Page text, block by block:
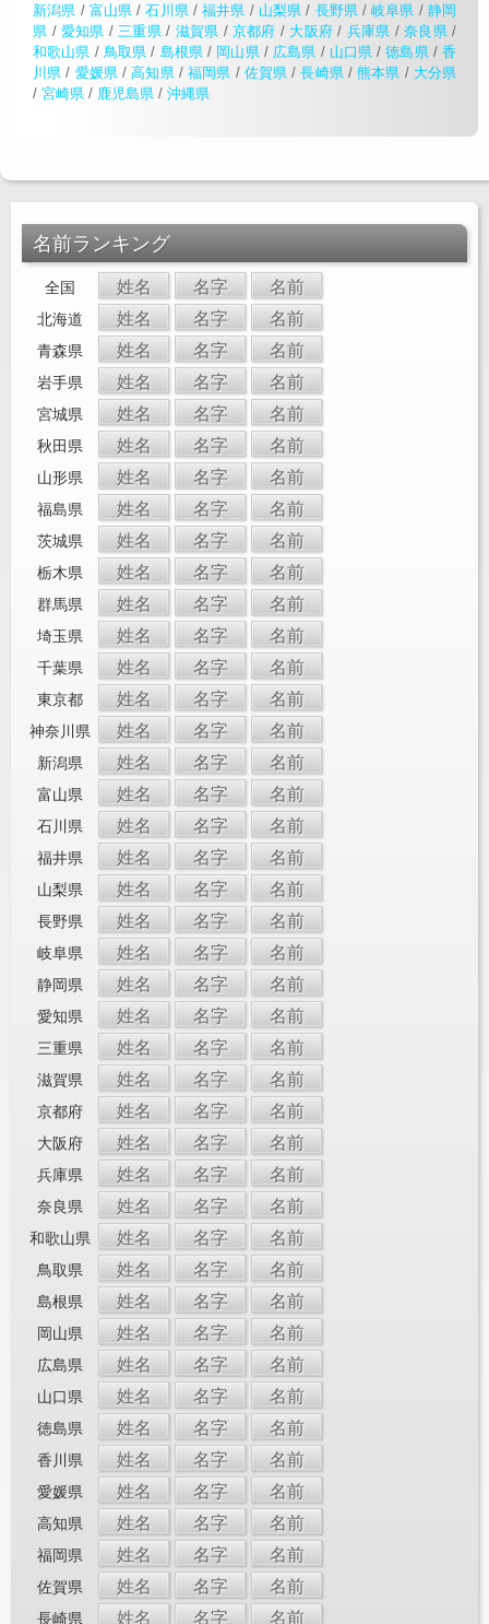
新潟県 / 富山県 /石川県/福井県 / 山梨県 / 長野県/岐阜県 / 静岡
県 / 愛知県 /三重県 / 滋賀県 / 京都府 / 大阪府 / 兵庫県 / 奈良県/
和歌山県 / 鳥取県 / 島根県/ 岡山県/ 広島県 / 山口県 /徳島県/香
川県 / 愛媛県/高知県/ 福岡県 / 佐賀県 /長崎県/熊本県 / 大分県
/ 宮崎県 / 鹿児島県 / 沖縄県
名前ランキング
全国 姓名 名字 名前
北海道 姓名 名字 名前
青森県 姓名 名字 名前
岩手県 姓名 名字 名前
宮城県 姓名 名字 名前
秋田県 姓名 名字 名前
山形県 姓名 名字 名前
福島県 姓名 名字 名前
茨城県 姓名 名字 名前
栃木県 姓名 名字 名前
群馬県 姓名 名字 名前
埼玉県 姓名 名字 名前
千葉県 姓名 名字 名前
東京都 姓名 名字 名前
神奈川県 姓名 名字 名前
新潟県 姓名 名字 名前
富山県 姓名 名字 名前
石川県 姓名 名字 名前
福井県 姓名 名字 名前
山梨県 姓名 名字 名前
長野県 姓名 名字 名前
岐阜県 姓名 名字 名前
静岡県 姓名 名字 名前
愛知県 姓名 名字 名前
三重県 姓名 名字 名前
滋賀県 姓名 名字 名前
京都府 姓名 名字 名前
大阪府 姓名 名字 名前
兵庫県 姓名 名字 名前
奈良県 姓名 名字 名前
和歌山県 姓名 名字 名前
鳥取県 姓名 名字 名前
島根県 姓名 名字 名前
岡山県 姓名 名字 名前
広島県 姓名 名字 名前
山口県 姓名 名字 名前
徳島県 姓名 名字 名前
香川県 姓名 名字 名前
愛媛県 姓名 名字 名前
高知県 姓名 名字 名前
福岡県 姓名 名字 名前
佐賀県 姓名 名字 名前
長崎県 姓名 名字 名前